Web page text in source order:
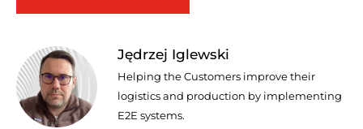
Jędrzej Iglewski
Helping the Customers improve their
logistics and production by implementing
E2E systems.